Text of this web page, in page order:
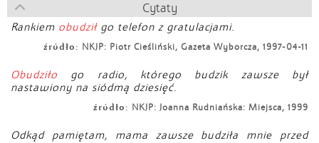
Cytaty
Rankiem obudziłgo telefon z gratulacjami.
źródło: NKJP: Piotr Cieśliński, Gazeta Wyborcza, 1997-04-11
Obudziło go radio, którego budzik zawsze był
nastawiony na siódmą dziesięć.
źródło: NKJP: Joanna Rudniańska: Miejsca, 1999
Odkąd pamiętam, mama zawsze budziła mnie przed